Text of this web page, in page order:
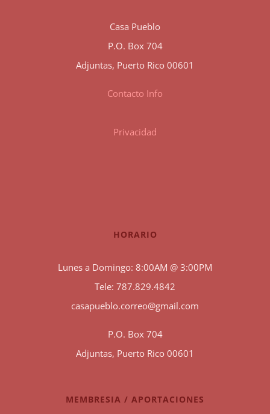
Casa Pueblo
P.O. Box 704
Adjuntas, Puerto Rico 00601
Contacto Info
Privacidad
HORARIO
Lunes a Domingo: 8:00AM @ 3:00PM
Tele: 787.829.4842
casapueblo.correo@gmail.com
P.O. Box 704
Adjuntas, Puerto Rico 00601
MEMBRESIA / APORTACIONES